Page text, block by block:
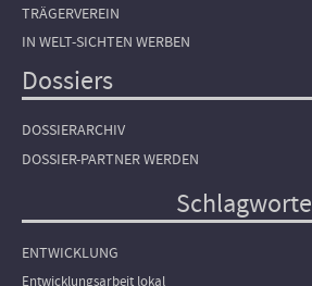
TRÄGERVEREIN
IN WELT-SICHTEN WERBEN
Dossiers
DOSSIERARCHIV
DOSSIER-PARTNER WERDEN
Schlagworte
ENTWICKLUNG
Entwicklungsarbeit lokal